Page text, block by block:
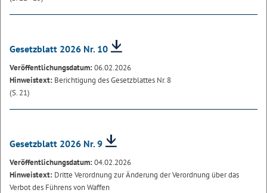
Gesetzblatt 2026 Nr. 10
Veröffentlichungsdatum:06.02.2026
Hinweistext: Berichtigung des Gesetzblattes Nr. 8
(S. 21)
Gesetzblatt 2026 Nr. 9
Veröffentlichungsdatum:04.02.2026
Hinweistext: Dritte Verordnung zur Änderung der Verordnung über das
Verbot des Führens von Waffen